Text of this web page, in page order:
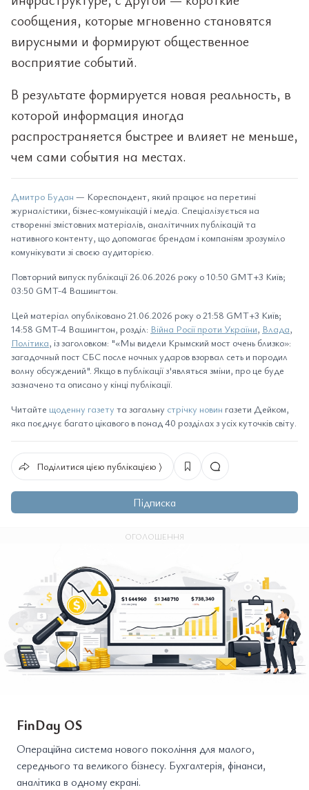
сообщения, которые мгновенно становятся
вирусными и формируют общественное
восприятие событий.
В результате формируется новая реальность, в
которой информация иногда
распространяется быстрее и влияет не меньше,
чем сами события на местах.
Дмитро Будан — Кореспондент, який працює на перетині
журналістики, бізнес-комунікацій і медіа. Спеціалізується на
створенні змістовних матеріалів, аналітичних публікацій та
нативного контенту, що допомагає брендам і компаніям зрозуміло
комунікувати зі своєю аудиторією.
Повторний випуск публікації 26.06.2026 року о 10:50 GMT+3 Київ;
03:50 GMT-4 Вашингтон.
Цей матеріал опубліковано 21.06.2026 року о 21:58 GMT+3 Київ;
14:58 GMT-4 Вашингтон, розділ: Війна Росії проти України, Влада,
Політика, із заголовком: "«Мы видели Крымский мост очень близко»:
загадочный пост СБС после ночных ударов взорвал сеть и породил
волну обсуждений". Якщо в публікації з'являться зміни, про це буде
зазначено та описано у кінці публікації.
Читайте щоденну газету та загальну стрічку новин газети Дейком,
яка поєднує багато цікавого в понад 40 розділах з усіх куточків світу.
Поділитися цією публікацією ⟩
Підписка
ОГОЛОШЕННЯ
FinDay OS
Операційна система нового покоління для малого,
середнього та великого бізнесу. Бухгалтерія, фінанси,
аналітика в одному екрані.